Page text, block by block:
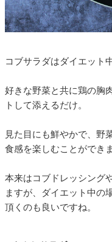
コブサラダはダイエット
好きな野菜と共に鶏の胸
トして添えるだけ。
見た目にも鮮やかで、野
食感を楽しむことができま
本来はコブドレッシング
ますが、ダイエット中の
頂くのも良いですね。